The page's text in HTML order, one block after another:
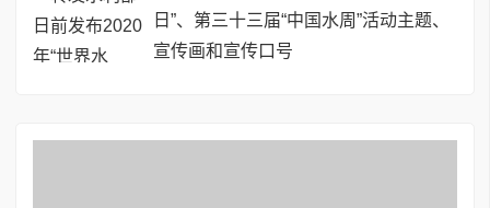
日”、第三十三届“中国水周”活动主题、
宣传画和宣传口号